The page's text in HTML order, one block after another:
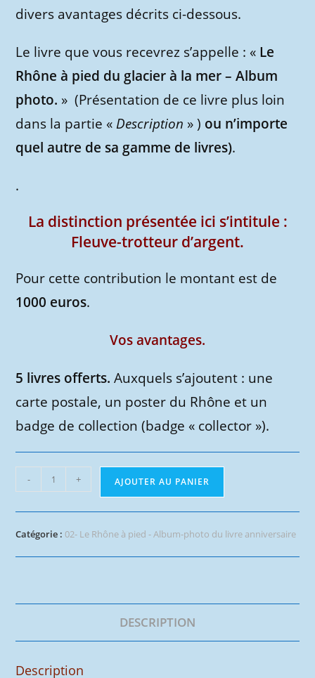
divers avantages décrits ci-dessous.
Le livre que vous recevrez s’appelle : « Le
Rhône à pied du glacier à la mer – Album
photo. » (Présentation de ce livre plus loin
dans la partie « Description » ) ou n’importe
quel autre de sa gamme de livres).
.
La distinction présentée ici s’intitule :
Fleuve-trotteur d’argent.
Pour cette contribution le montant est de
1000 euros.
Vos avantages.
5 livres offerts. Auxquels s’ajoutent : une
carte postale, un poster du Rhône et un
badge de collection (badge « collector »).
quantité
de
Distinction
- + AJOUTER AU PANIER
Catégorie :02- Le Rhône à pied - Album-photo du livre anniversaire
DESCRIPTION
Description